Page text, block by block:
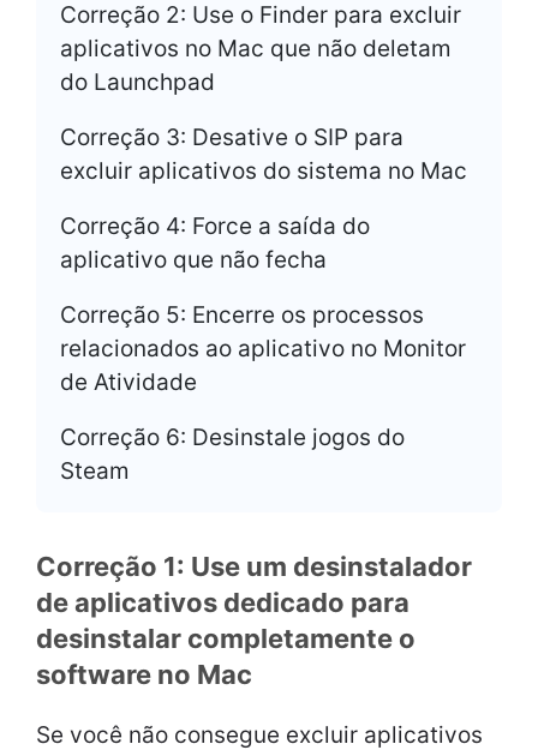
Correção 2: Use o Finder para excluir
aplicativos no Mac que não deletam
do Launchpad
Correção 3: Desative o SIP para
excluir aplicativos do sistema no Mac
Correção 4: Force a saída do
aplicativo que não fecha
Correção 5: Encerre os processos
relacionados ao aplicativo no Monitor
de Atividade
Correção 6: Desinstale jogos do
Steam
Correção 1: Use um desinstalador
de aplicativos dedicado para
desinstalar completamente o
software no Mac
Se você não consegue excluir aplicativos